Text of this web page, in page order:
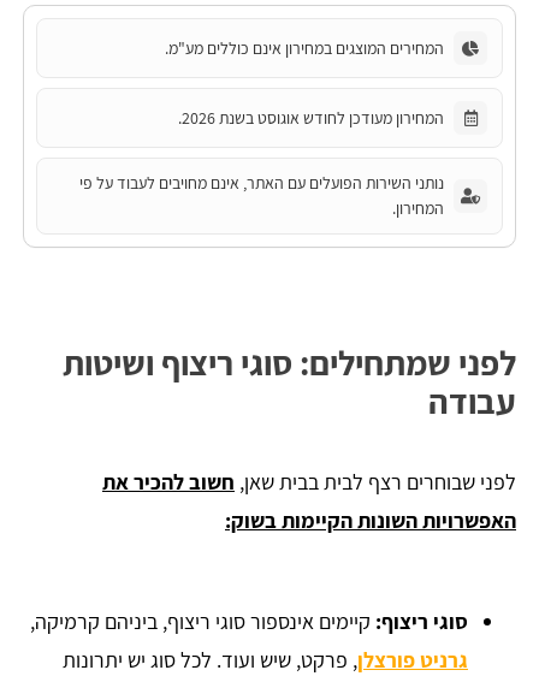
המחירים המוצגים במחירון אינם כוללים מע"מ.
המחירון מעודכן לחודש אוגוסט בשנת 2026.
נותני השירות הפועלים עם האתר, אינם מחויבים לעבוד על פי
המחירון.
לפני שמתחילים: סוגי ריצוף ושיטות
עבודה
לפני שבוחרים רצף לבית בבית שאן, חשוב להכיר את
האפשרויות השונות הקיימות בשוק:
סוגי ריצוף: קיימים אינספור סוגי ריצוף, ביניהם קרמיקה,
גרניט פורצלן, פרקט, שיש ועוד. לכל סוג יש יתרונות